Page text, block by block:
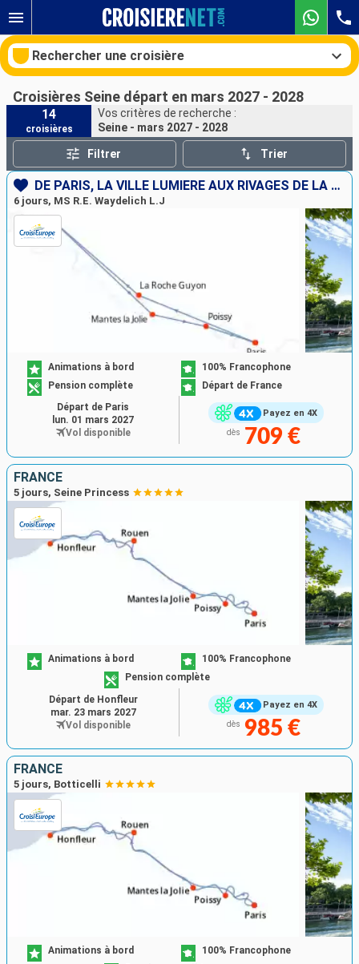
Rechercher une croisière
Nos destinations
Mois de départ
Ports
Croisières Seine départ en mars 2027 - 2028
14
croisières
Vos critères de recherche :
Seine - mars 2027 - 2028
Filtrer Trier
DE PARIS, LA VILLE LUMIÈRE AUX RIVAGES DE LA NORMANDIE, UNE CROISIÈRE FESTIVE ET GOURMANDE SUR LA SEINE À BORD D'UN BATEAU À ROUE À AUBES
6 jours, MS R.E. Waydelich L.J
Payez en 4X
Animations à bord
100% Francophone
Pension complète
Départ de France
dès 709 €
Départ de Paris
lun. 01 mars 2027
Vol disponible
FRANCE
5 jours, Seine Princess
Payez en 4X
Animations à bord
100% Francophone
Pension complète
dès 985 €
Départ de Honfleur
mar. 23 mars 2027
Vol disponible
FRANCE
5 jours, Botticelli
Animations à bord
100% Francophone